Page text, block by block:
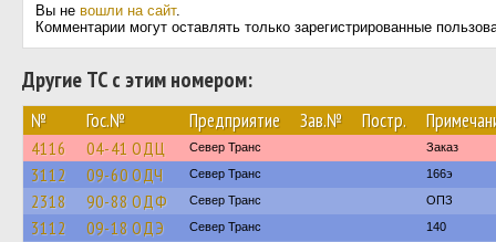
Вы не вошли на сайт.
Комментарии могут оставлять только зарегистрированные
Другие ТС с этим номером:
№ Гос.№ Предприятие Зав.№ Постр.
4116 04-41 ОДЦ Север Транс Заказ
3112 09-60 ОДЧ Север Транс 166э
2318 90-88 ОДФ Север Транс ОПЗ
3112 09-18 ОДЭ Север Транс 140